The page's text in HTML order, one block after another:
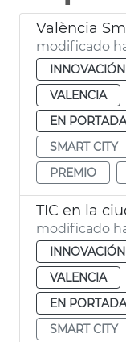
València
modificado
INNOVACIÓN
VALENCIA
EN
SMART CITY
PREMIO
TIC en la
modificado
INNOVACIÓN
VALENCIA
EN
SMART CITY